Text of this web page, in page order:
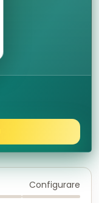
Configurare